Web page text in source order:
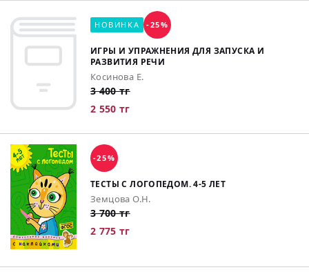
НОВИНКА -25%
ИГРЫ И УПРАЖНЕНИЯ ДЛЯ ЗАПУСКА И
РАЗВИТИЯ РЕЧИ
Косинова Е.
3 400 тг
2 550 тг
-25%
ТЕСТЫ С ЛОГОПЕДОМ. 4-5 ЛЕТ
Земцова О.Н.
3 700 тг
2 775 тг